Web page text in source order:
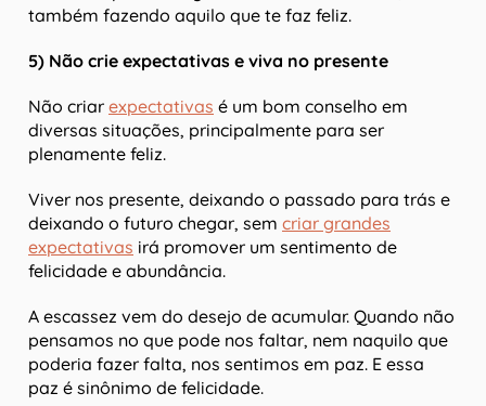
também fazendo aquilo que te faz feliz.
5) Não crie expectativas e viva no presente
Não criar expectativas é um bom conselho em
diversas situações, principalmente para ser
plenamente feliz.
Viver nos presente, deixando o passado para trás e
deixando o futuro chegar, sem criar grandes
expectativas irá promover um sentimento de
felicidade e abundância.
A escassez vem do desejo de acumular. Quando não
pensamos no que pode nos faltar, nem naquilo que
poderia fazer falta, nos sentimos em paz. E essa
paz é sinônimo de felicidade.